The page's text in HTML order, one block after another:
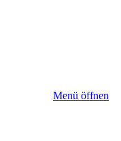
Menü öffnen